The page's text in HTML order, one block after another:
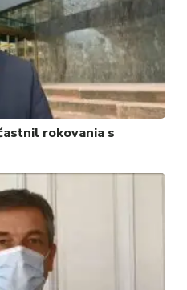
rokovania s